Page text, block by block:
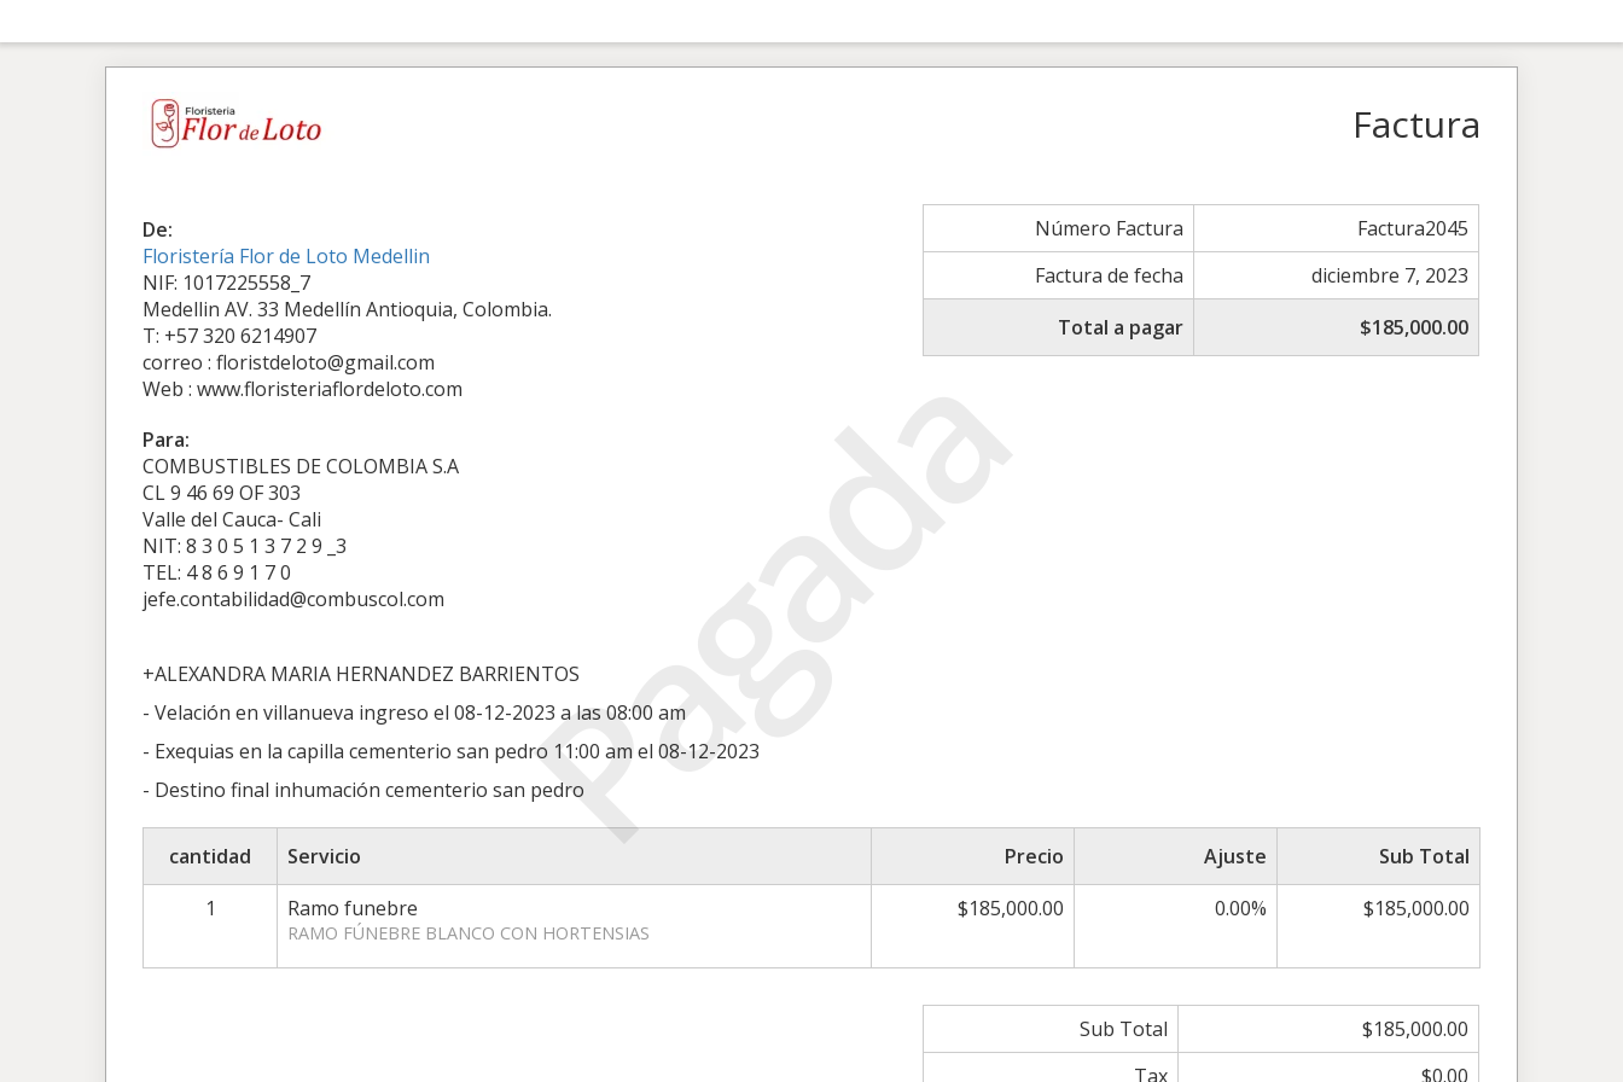
Pagada
Factura
De:
Floristería Flor de Loto Medellin
NIF: 1017225558_7
Medellin AV. 33 Medellín Antioquia, Colombia.
T: +57 320 6214907
correo : floristdeloto@gmail.com
Web : www.floristeriaflordeloto.com
Número Factura
Factura2045
Factura de fecha
diciembre 7, 2023
Total a pagar
$185,000.00
Para:
COMBUSTIBLES DE COLOMBIA S.A
CL 9 46 69 OF 303
Valle del Cauca- Cali
NIT: 8 3 0 5 1 3 7 2 9 _3
TEL: 4 8 6 9 1 7 0
jefe.contabilidad@combuscol.com
+ALEXANDRA MARIA HERNANDEZ BARRIENTOS
- Velación en villanueva ingreso el 08-12-2023 a las 08:00 am
- Exequias en la capilla cementerio san pedro 11:00 am el 08-12-2023
- Destino final inhumación cementerio san pedro
cantidad Servicio Precio Ajuste
Sub Total
1
Ramo funebre
RAMO FÚNEBRE BLANCO CON HORTENSIAS
$185,000.00 0.00% $185,000.00
Sub Total
$185,000.00
Tax
$0.00